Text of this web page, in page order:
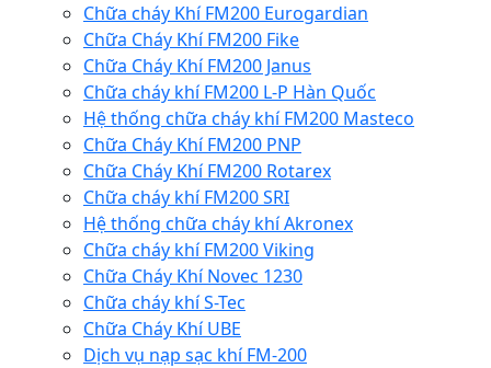
Chữa cháy Khí FM200 Eurogardian
Chữa Cháy Khí FM200 Fike
Chữa Cháy Khí FM200 Janus
Chữa cháy khí FM200 L-P Hàn Quốc
Hệ thống chữa cháy khí FM200 Masteco
Chữa Cháy Khí FM200 PNP
Chữa Cháy Khí FM200 Rotarex
Chữa cháy khí FM200 SRI
Hệ thống chữa cháy khí Akronex
Chữa cháy khí FM200 Viking
Chữa Cháy Khí Novec 1230
Chữa cháy khí S-Tec
Chữa Cháy Khí UBE
Dịch vụ nạp sạc khí FM-200